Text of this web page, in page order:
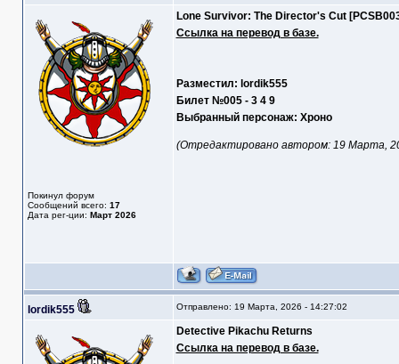
Покинул форум
Сообщений всего: 17
Дата рег-ции: Март 2026
Lone Survivor: The Director's Cut
Ссылка на перевод в базе.
Разместил: lordik555
Билет №005 - 3 4 9
Выбранный персонаж: Хроно
(Отредактировано автором: 19 Марта,
lordik555 Отправлено: 19 Марта, 2026 - 14:27:02
Detective Pikachu Returns
Ссылка на перевод в базе.